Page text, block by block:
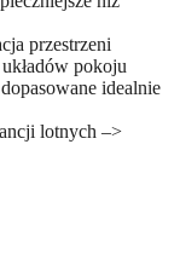
przestrzeni
pokoju
idealnie
lotnych –>